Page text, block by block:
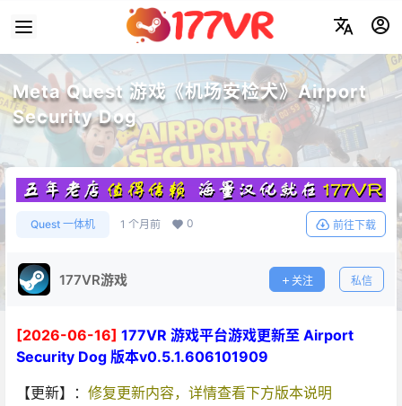
Meta Quest 游戏《机场安检犬》Airport
Security Dog
Quest 一体机 1 个月前 0 前往下载
177VR游戏 关注 私信
[2026-06-16] 177VR 游戏平台游戏更新至 Airport
Security Dog 版本v0.5.1.606101909
【更新】： 修复更新内容，详情查看下方版本说明